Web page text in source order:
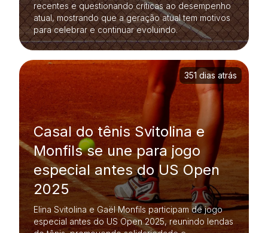
recentes e questionando críticas ao desempenho
atual, mostrando que a geração atual tem motivos
para celebrar e continuar evoluindo.
Casal do tênis Svitolina e
Monfils se une para jogo
especial antes do US Open
2025
Elina Svitolina e Gaël Monfils participam de jogo
especial antes do US Open 2025, reunindo lendas
351 dias atrás